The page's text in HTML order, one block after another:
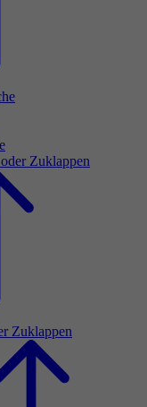
Zuklappen
Zuklappen